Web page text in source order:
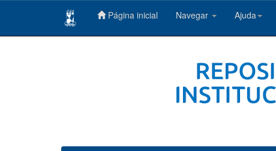
Página inicial Navegar Ajuda